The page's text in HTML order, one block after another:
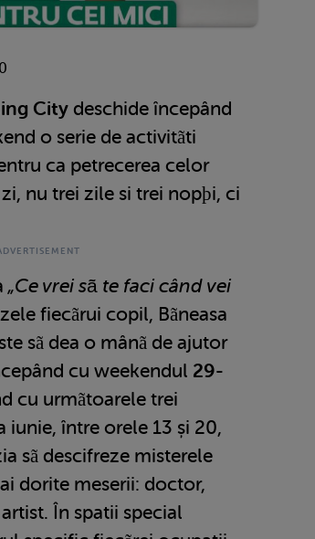
Citydeschide începând
o serie de activitãti
ca petrecerea celor
nu trei zile si trei nopþi, ci
„Ce vrei sã te faci când vei
fiecãrui copil, Bãneasa
sã dea o mânã de ajutor
cu weekendul 29-
cu urmãtoarele trei
iunie, între orele 13 și 20,
sã descifreze misterele
dorite meserii: doctor,
În spatii special